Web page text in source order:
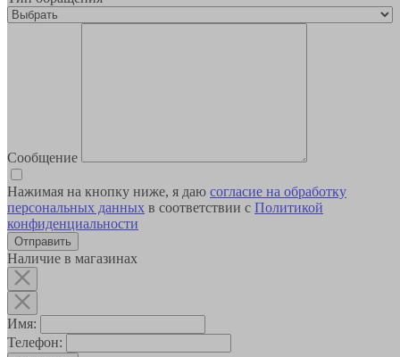
Сообщение
Нажимая на кнопку ниже, я даю согласие на обработку
персональных данных в соответствии с Политикой
конфиденциальности
Наличие в магазинах
Имя:
Телефон: